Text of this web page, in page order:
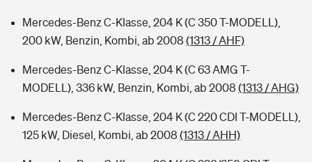
Mercedes-Benz C-Klasse, 204 K (C 350 T-MODELL),
200 kW, Benzin, Kombi, ab 2008 (1313 / AHF)
Mercedes-Benz C-Klasse, 204 K (C 63 AMG T-
MODELL), 336 kW, Benzin, Kombi, ab 2008 (1313 / AHG)
Mercedes-Benz C-Klasse, 204 K (C 220 CDI T-MODELL),
125 kW, Diesel, Kombi, ab 2008 (1313 / AHH)